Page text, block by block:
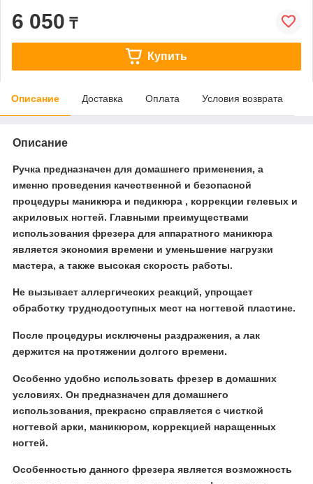
6 050 ₸
Купить
Описание Доставка Оплата Условия возврата
Описание
Ручка предназначен для домашнего применения, а
именно проведения качественной и безопасной
процедуры маникюра и педикюра , коррекции гелевых и
акриловых ногтей. Главными преимуществами
использования фрезера для аппаратного маникюра
является экономия времени и уменьшение нагрузки
мастера, а также высокая скорость работы.
Не вызывает аллергических реакций, упрощает
обработку труднодоступных мест на ногтевой пластине.
После процедуры исключены раздражения, а лак
держится на протяжении долгого времени.
Особенно удобно использовать фрезер в домашних
условиях. Он предназначен для домашнего
использования, прекрасно справляется с чисткой
ногтевой арки, маникюром, коррекцией наращенных
ногтей.
Особенностью данного фрезера является возможность